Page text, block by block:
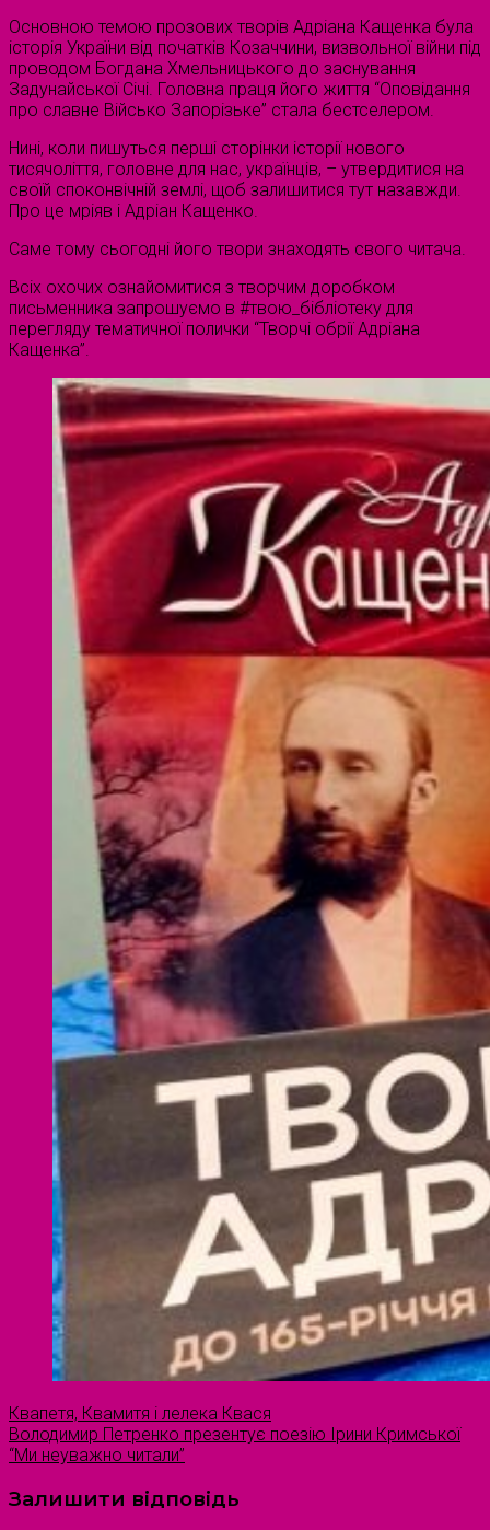
Основною темою прозових творів Адріана Кащенка була
історія України від початків Козаччини, визвольної війни під
проводом Богдана Хмельницького до заснування
Задунайської Січі. Головна праця його життя “Оповідання
про славне Військо Запорізьке” стала бестселером.
Нині, коли пишуться перші сторінки історії нового
тисячоліття, головне для нас, українців, – утвердитися на
своїй споконвічній землі, щоб залишитися тут назавжди.
Про це мріяв і Адріан Кащенко.
Саме тому сьогодні його твори знаходять свого читача.
Всіх охочих ознайомитися з творчим доробком
письменника запрошуємо в #твою_бібліотеку для
перегляду тематичної полички “Творчі обрії Адріана
Кащенка”.
Квапетя, Квамитя і лелека Квася
Володимир Петренко презентує поезію Ірини Кримської
“Ми неуважно читали”
Залишити відповідь